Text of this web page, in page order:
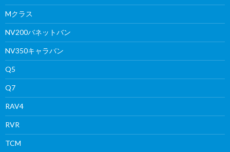
Mクラス
NV200バネットバン
NV350キャラバン
Q5
Q7
RAV4
RVR
TCM